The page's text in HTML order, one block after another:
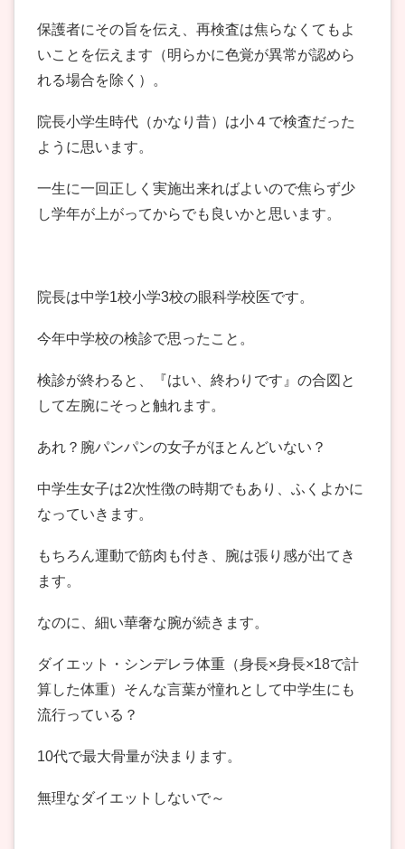
保護者にその旨を伝え、再検査は焦らなくてもよ
いことを伝えます（明らかに色覚が異常が認めら
れる場合を除く）。
院長小学生時代（かなり昔）は小４で検査だった
ように思います。
一生に一回正しく実施出来ればよいので焦らず少
し学年が上がってからでも良いかと思います。
院長は中学1校小学3校の眼科学校医です。
今年中学校の検診で思ったこと。
検診が終わると、『はい、終わりです』の合図と
して左腕にそっと触れます。
あれ？腕パンパンの女子がほとんどいない？
中学生女子は2次性徴の時期でもあり、ふくよかに
なっていきます。
もちろん運動で筋肉も付き、腕は張り感が出てき
ます。
なのに、細い華奢な腕が続きます。
ダイエット・シンデレラ体重（身長×身長×18で計
算した体重）そんな言葉が憧れとして中学生にも
流行っている？
10代で最大骨量が決まります。
無理なダイエットしないで～